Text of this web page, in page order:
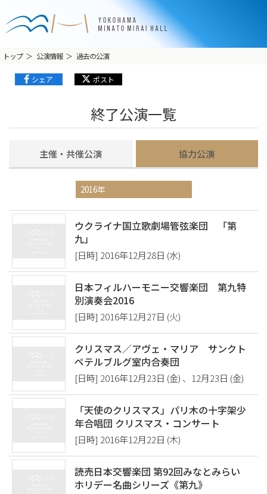
トップ 公演情報 過去の公演
シェア ポスト
終了公演一覧
主催・共催公演 協力公演
ウクライナ国立歌劇場管弦楽団 「第
九」
[日時] 2016年12月28日 (水)
日本フィルハーモニー交響楽団 第九特
別演奏会2016
[日時] 2016年12月27日 (火)
クリスマス／アヴェ・マリア サンクト
ペテルブルグ室内合奏団
[日時] 2016年12月23日 (金) 、12月23日 (金)
「天使のクリスマス」パリ木の十字架少
年合唱団 クリスマス・コンサート
[日時] 2016年12月22日 (木)
読売日本交響楽団 第92回みなとみらい
ホリデー名曲シリーズ《第九》